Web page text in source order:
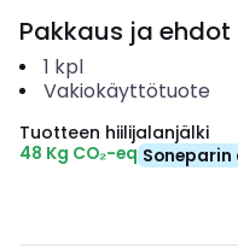
Pakkaus ja ehdot
1 kpl
Vakiokäyttötuote
Tuotteen hiilijalanjälki
48 Kg CO₂-eq Soneparin